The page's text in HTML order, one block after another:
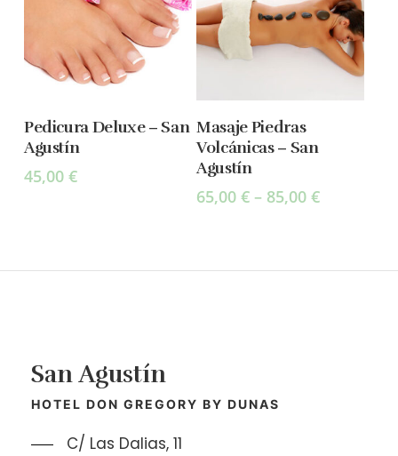
Select Options
Pedicura Deluxe – San
Agustín
45,00 €
Select Options
Masaje Piedras
Volcánicas – San
Agustín
65,00€ – 85,00€
San Agustín
HOTEL DON GREGORY BY DUNAS
C/ Las Dalias, 11